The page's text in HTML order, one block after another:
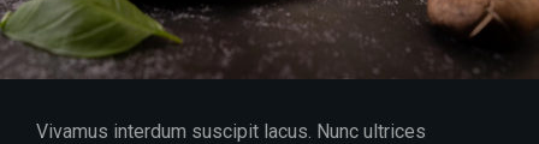
Vivamus interdum suscipit lacus. Nunc ultrices